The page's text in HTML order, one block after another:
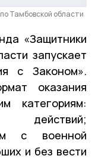
Тамбовской области
«Защитники
запускает
с Законом».
оказания
категориям:
с военной
и без вести